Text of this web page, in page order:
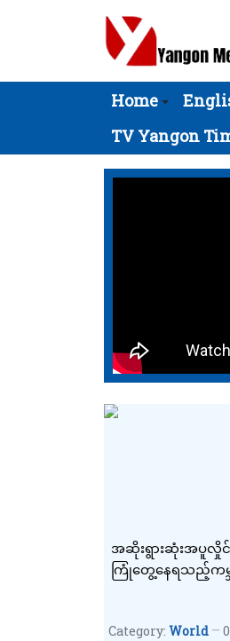
Home
TV Yangon
အဆိုးရွားဆုံးအပူလှို
ကြုံတွေ့နေရသည့်ကမ္ဘ
Category: World